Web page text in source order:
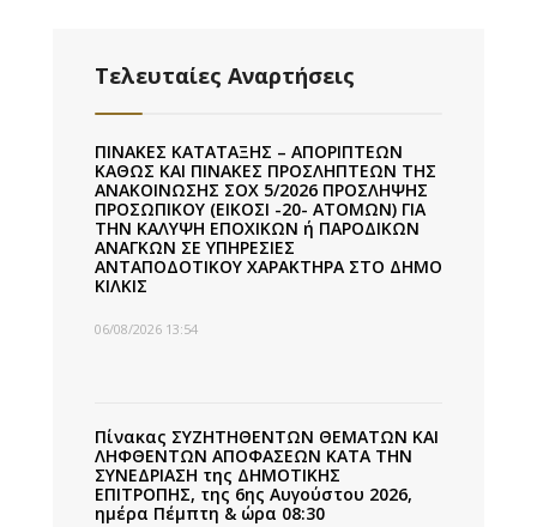
Τελευταίες Αναρτήσεις
ΠΙΝΑΚΕΣ ΚΑΤΑΤΑΞΗΣ – ΑΠΟΡΙΠΤΕΩΝ
ΚΑΘΩΣ ΚΑΙ ΠΙΝΑΚΕΣ ΠΡΟΣΛΗΠΤΕΩΝ ΤΗΣ
ΑΝΑΚΟΙΝΩΣΗΣ ΣΟΧ 5/2026 ΠΡΟΣΛΗΨΗΣ
ΠΡΟΣΩΠΙΚΟΥ (ΕΙΚΟΣΙ -20- ΑΤΟΜΩΝ) ΓΙΑ
ΤΗΝ ΚΑΛΥΨΗ ΕΠΟΧΙΚΩΝ ή ΠΑΡΟΔΙΚΩΝ
ΑΝΑΓΚΩΝ ΣΕ ΥΠΗΡΕΣΙΕΣ
ΑΝΤΑΠΟΔΟΤΙΚΟΥ ΧΑΡΑΚΤΗΡΑ ΣΤΟ ΔΗΜΟ
ΚΙΛΚΙΣ
06/08/2026 13:54
Πίνακας ΣΥΖΗΤΗΘΕΝΤΩΝ ΘΕΜΑΤΩΝ ΚΑΙ
ΛΗΦΘΕΝΤΩΝ ΑΠΟΦΑΣΕΩΝ ΚΑΤΑ ΤΗΝ
ΣΥΝΕΔΡΙΑΣΗ της ΔΗΜΟΤΙΚΗΣ
ΕΠΙΤΡΟΠΗΣ, της 6ης Αυγούστου 2026,
ημέρα Πέμπτη & ώρα 08:30